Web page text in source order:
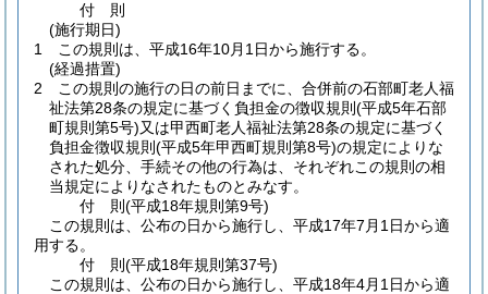
付 則
(施行期日)
1
この規則は、平成16年10月1日から施行する。
(経過措置)
2
この規則の施行の日の前日までに、合併前の石部町老人福
祉法第28条の規定に基づく負担金の徴収規則 (平成5年石部
町規則第5号)又は甲西町老人福祉法第28条の規定に基づく
負担金徴収規則 (平成5年甲西町規則第8号)の規定によりな
された処分、手続その他の行為は、それぞれこの規則の相
当規定によりなされたものとみなす。
付 則(平成18年規則第9号)
この規則は、公布の日から施行し、平成17年7月1日から適
用する。
付 則(平成18年規則第37号)
この規則は、公布の日から施行し、平成18年4月1日から適